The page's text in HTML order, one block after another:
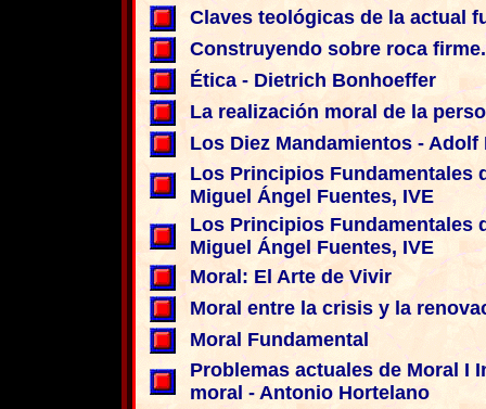
Claves teológicas de la actual
Construyendo sobre roca
Ética - Dietrich Bonhoeffer
La realización moral de la
Los Diez Mandamientos -
Los Principios Fundamentales
Miguel Ángel Fuentes, IVE
Los Principios Fundamentales
Miguel Ángel Fuentes, IVE
Moral: El Arte de Vivir
Moral entre la crisis y la
Moral Fundamental
Problemas actuales de Moral I
moral - Antonio Hortelano